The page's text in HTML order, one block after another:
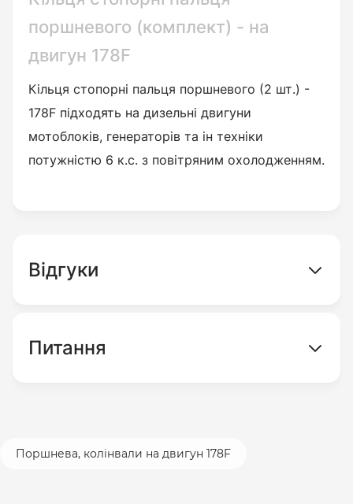
поршневого (комплект) - на
двигун 178F
Кільця стопорні пальця поршневого (2 шт.) -
178F підходять на дизельні двигуни
мотоблоків, генераторів та ін техніки
потужністю 6 к.с. з повітряним охолодженням.
Відгуки
Питання
Поршнева, колінвали на двигун 178F